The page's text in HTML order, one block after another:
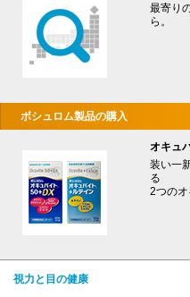
最寄り
ら。
ボシュロム製品の購入
オキュ
装い一
る
2つのオ
視力と目の健康